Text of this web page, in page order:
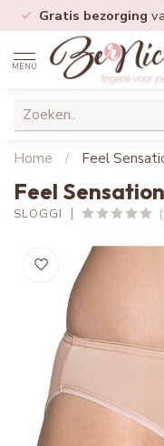
Gratis bezorging
MENU
Home / Feel
Feel
SLOGGI